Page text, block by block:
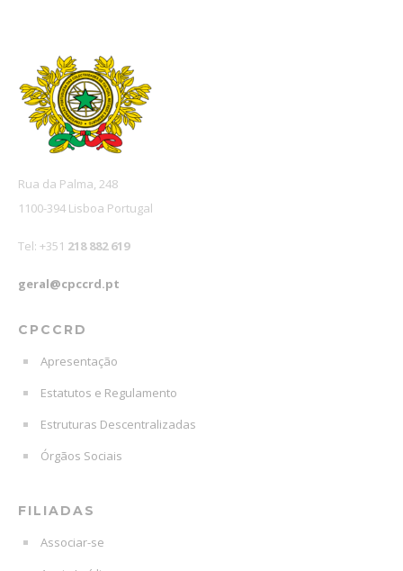
Rua da Palma, 248
1100-394 Lisboa Portugal
Tel: +351 218 882 619
geral@cpccrd.pt
CPCCRD
Apresentação
Estatutos e Regulamento
Estruturas Descentralizadas
Órgãos Sociais
FILIADAS
Associar-se